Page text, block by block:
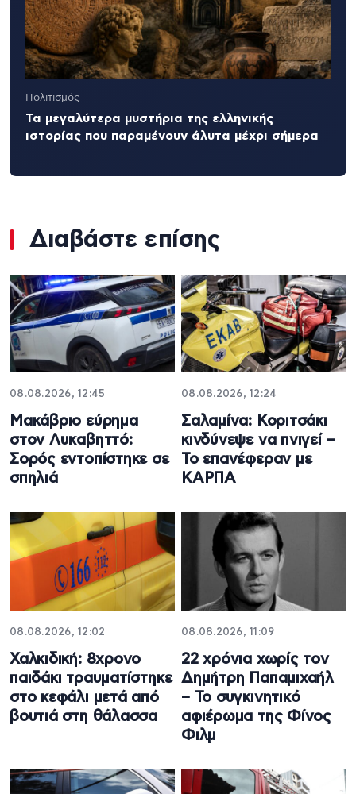
Πολιτισμός
Τα μεγαλύτερα μυστήρια της ελληνικής
ιστορίας που παραμένουν άλυτα μέχρι σήμερα
Διαβάστε επίσης
08.08.2026, 12:45
Μακάβριο εύρημα
στον Λυκαβηττό:
Σορός εντοπίστηκε σε
σπηλιά
08.08.2026, 12:24
Σαλαμίνα: Κοριτσάκι
κινδύνεψε να πνιγεί –
Το επανέφεραν με
ΚΑΡΠΑ
08.08.2026, 12:02
Χαλκιδική: 8χρονο
παιδάκι τραυματίστηκε
στο κεφάλι μετά από
βουτιά στη θάλασσα
08.08.2026, 11:09
22 χρόνια χωρίς τον
Δημήτρη Παπαμιχαήλ
– Το συγκινητικό
αφιέρωμα της Φίνος
Φιλμ